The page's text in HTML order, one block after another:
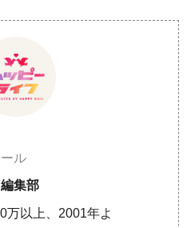
ル
集部
万以上、2001年よ